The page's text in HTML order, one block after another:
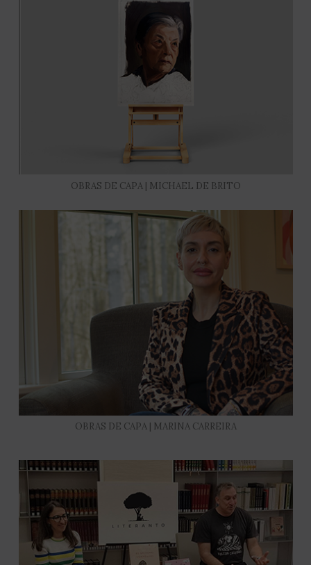
OBRAS DE CAPA | MICHAEL DE BRITO
OBRAS DE CAPA | MARINA CARREIRA